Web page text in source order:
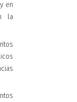
en
la